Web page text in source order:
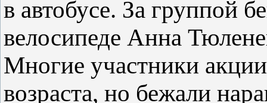
в автобусе. За группой
велосипеде Анна
Многие участники
возраста, но бежали